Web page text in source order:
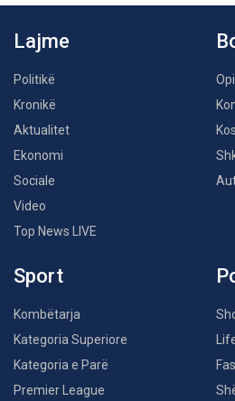
Lajme
Politikë
Kronikë
Aktualitet
Ekonomi
Sociale
Video
Top News LIVE
Sport
Kombëtarja
Kategoria Superiore
Kategoria e Parë
Premier League